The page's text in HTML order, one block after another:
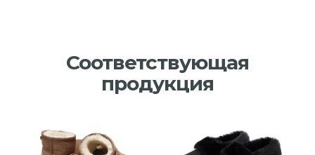
Соответствующая
продукция